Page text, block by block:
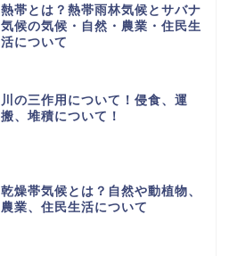
熱帯とは？熱帯雨林気候とサバナ
気候の気候・自然・農業・住民生
活について
川の三作用について！侵食、運
搬、堆積について！
乾燥帯気候とは？自然や動植物、
農業、住民生活について